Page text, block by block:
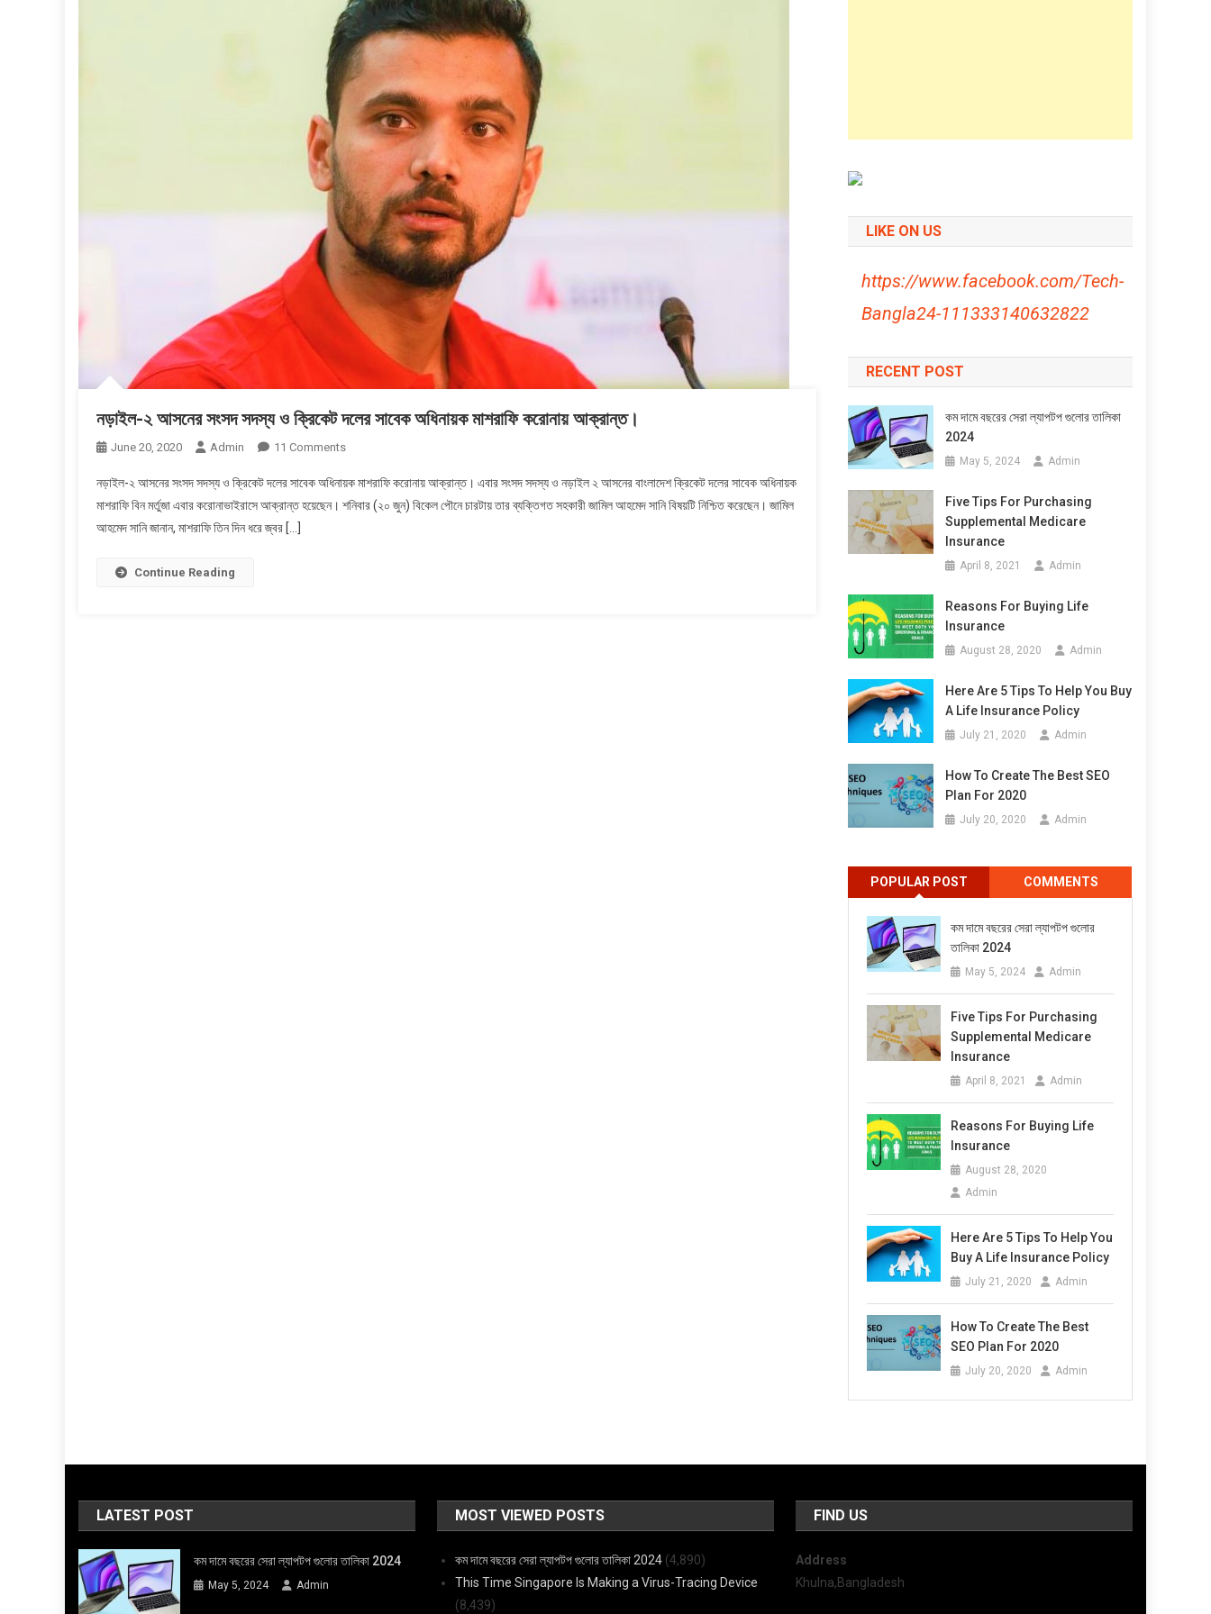
নড়াইল-২ আসনের সংসদ সদস্য ও ক্রিকেট দলের সাবেক অধিনায়ক মাশরাফি করোনায় আক্রান্ত।
June 20, 2020 Admin 11 CommentsOn
আসনের
সংসদ
নড়াইল-২ আসনের সংসদ সদস্য ও ক্রিকেট দলের সাবেক অধিনায়ক মাশরাফি করোনায় আক্রান্ত। এবার সংসদ সদস্য ও নড়াইল ২ আসনের বাংলাদেশ ক্রিকেট দলের সাবেক অধিনায়ক
মাশরাফি বিন মর্তুজা এবার করোনাভাইরাসে আক্রান্ত হয়েছেন। শনিবার (২০ জুন) বিকেল পৌনে চারটায় তার ব্যক্তিগত সহকারী জামিল আহমেদ সানি বিষয়টি নিশ্চিত করেছেন। জামিল
আহমেদ সানি জানান, মাশরাফি তিন দিন ধরে জ্বর […]
Continue Reading
LIKE ON US
https://www.facebook.com/Tech-
Bangla24-111333140632822
RECENT POST
কম দামে বছরের সেরা ল্যাপটপ গুলোর তালিকা
2024
May 5, 2024 Admin
Five Tips For Purchasing
Supplemental Medicare
Insurance
April 8, 2021 Admin
Reasons For Buying Life
Insurance
August 28, 2020 Admin
Here Are 5 Tips To Help You Buy
A Life Insurance Policy
July 21, 2020 Admin
How To Create The Best SEO
Plan For 2020
July 20, 2020 Admin
POPULAR POST COMMENTS
কম দামে বছরের সেরা ল্যাপটপ গুলোর
তালিকা 2024
May 5, 2024 Admin
Five Tips For Purchasing
Supplemental Medicare
Insurance
April 8, 2021 Admin
Reasons For Buying Life
Insurance
August 28, 2020
Admin
Here Are 5 Tips To Help You
Buy A Life Insurance Policy
July 21, 2020 Admin
How To Create The Best
SEO Plan For 2020
July 20, 2020 Admin
LATEST POST
কম দামে বছরের সেরা ল্যাপটপ গুলোর তালিকা 2024
May 5, 2024 Admin
MOST VIEWED POSTS
কম দামে বছরের সেরা ল্যাপটপ গুলোর তালিকা 2024 (4,890)
This Time Singapore Is Making a Virus-Tracing Device
(8,439)
FIND US
Address
Khulna,Bangladesh